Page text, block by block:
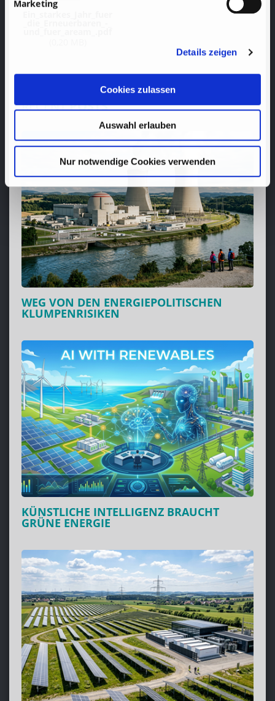
Marketing
Details zeigen
Cookies zulassen
Auswahl erlauben
Nur notwendige Cookies verwenden
RECENTPOSTS
WEG VON DEN ENERGIEPOLITISCHEN
KLUMPENRISIKEN
KÜNSTLICHE INTELLIGENZ BRAUCHT
GRÜNE ENERGIE